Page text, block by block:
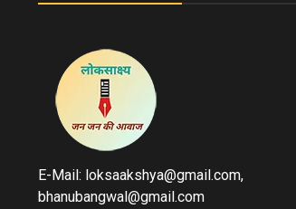
E-Mail: loksaakshya@gmail.com,
bhanubangwal@gmail.com